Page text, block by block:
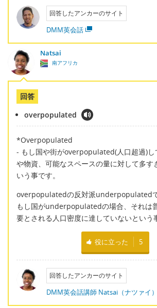
回答したアンカーのサイト
DMM英会話
Natsai
南アフリカ
回答
overpopulated
*Overpopulated
- もし国や街がoverpopulated(人口超過)し
や物資、可能なスペースの量に対して多す
いう事です。
overpopulatedの反対派underpopulatedで
もし国がunderpopulatedの場合、それは
要とされる人口密度に達していないという
役に立った 5
回答したアンカーのサイト
DMM英会話講師 Natsai（ナツァイ）